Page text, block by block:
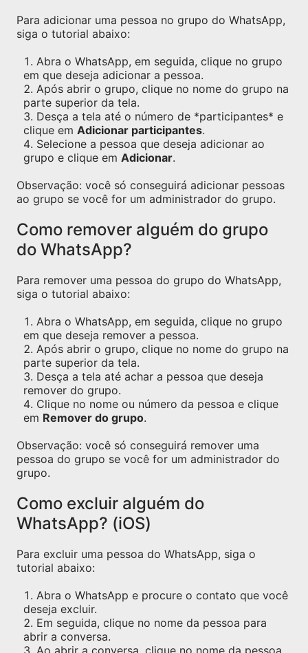
Para adicionar uma pessoa no grupo do WhatsApp,
siga o tutorial abaixo:
Abra o WhatsApp, em seguida, clique no grupo
em que deseja adicionar a pessoa.
Após abrir o grupo, clique no nome do grupo na
parte superior da tela.
Desça a tela até o número de *participantes* e
clique em Adicionar participantes.
Selecione a pessoa que deseja adicionar ao
grupo e clique em Adicionar.
Observação: você só conseguirá adicionar pessoas
ao grupo se você for um administrador do grupo.
Como remover alguém do grupo
do WhatsApp?
Para remover uma pessoa do grupo do WhatsApp,
siga o tutorial abaixo:
Abra o WhatsApp, em seguida, clique no grupo
em que deseja remover a pessoa.
Após abrir o grupo, clique no nome do grupo na
parte superior da tela.
Desça a tela até achar a pessoa que deseja
remover do grupo.
Clique no nome ou número da pessoa e clique
em Remover do grupo.
Observação: você só conseguirá remover uma
pessoa do grupo se você for um administrador do
grupo.
Como excluir alguém do
WhatsApp? (iOS)
Para excluir uma pessoa do WhatsApp, siga o
tutorial abaixo:
Abra o WhatsApp e procure o contato que você
deseja excluir.
Em seguida, clique no nome da pessoa para
abrir a conversa.
Ao abrir a conversa, clique no nome da pessoa